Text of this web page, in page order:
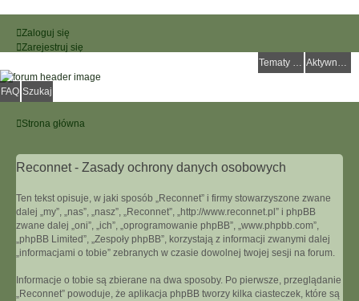
Zaloguj się
Zarejestruj się
Tematy bez odpowiedzi
Aktywne tematy
FAQ Szukaj
Strona główna
Reconnet - Zasady ochrony danych osobowych
Ten tekst opisuje, w jaki sposób „Reconnet” i firmy stowarzyszone zwane
dalej „my”, „nas”, „nasz”, „Reconnet”, „http://www.reconnet.pl” i phpBB
zwane dalej „oni”, „ich”, „oprogramowanie phpBB”, „www.phpbb.com”,
„phpBB Limited”, „Zespoły phpBB”, korzystają z informacji zwanymi dalej
„informacjami o tobie” zebranych w czasie dowolnej twojej sesji na forum.
Informacje o tobie są zbierane na dwa sposoby. Po pierwsze, przeglądanie
„Reconnet” powoduje, że aplikacja phpBB tworzy kilka ciasteczek, które są